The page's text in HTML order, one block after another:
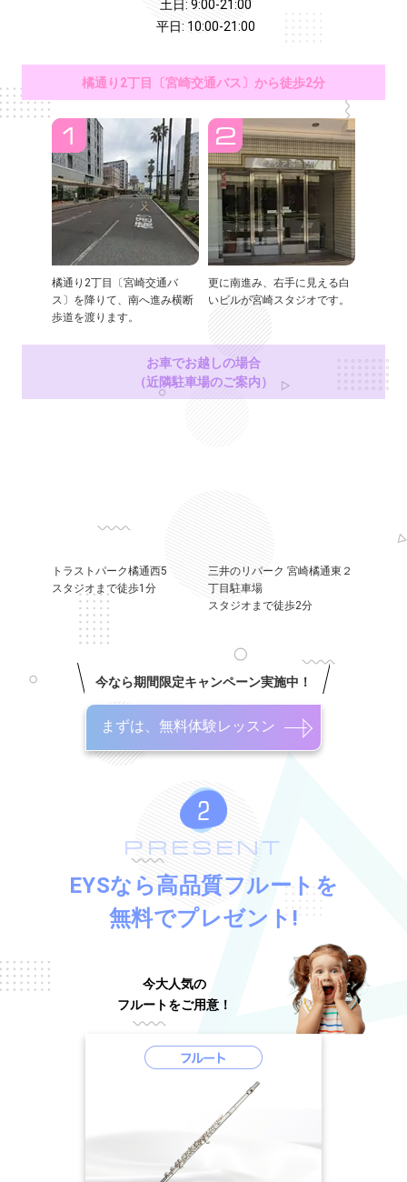
土日: 9:00-21:00
平日: 10:00-21:00
橘通り2丁目〔宮崎交通バス〕から徒歩2分
橘通り2丁目〔宮崎交通バ
ス〕を降りて、南へ進み横断
歩道を渡ります。
更に南進み、右手に見える白
いビルが宮崎スタジオです。
お車でお越しの場合
（近隣駐車場のご案内）
トラストパーク橘通西5
スタジオまで徒歩1分
三井のリパーク 宮崎橘通東２
丁目駐車場
スタジオまで徒歩2分
今なら期間限定キャンペーン実施中！
まずは、無料体験レッスン
PRESENT
EYSなら高品質フルートを
無料でプレゼント!
今大人気の
フルートをご用意！